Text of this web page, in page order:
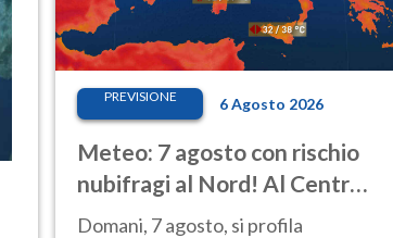
PREVISIONE 6 Agosto 2026
Meteo: 7 agosto con rischio
nubifragi al Nord! Al Centro-
Sud caldo estremo
Domani, 7 agosto, si profila